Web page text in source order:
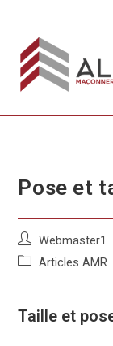
Pose et
Webmaster1
Articles AMR
Taille et